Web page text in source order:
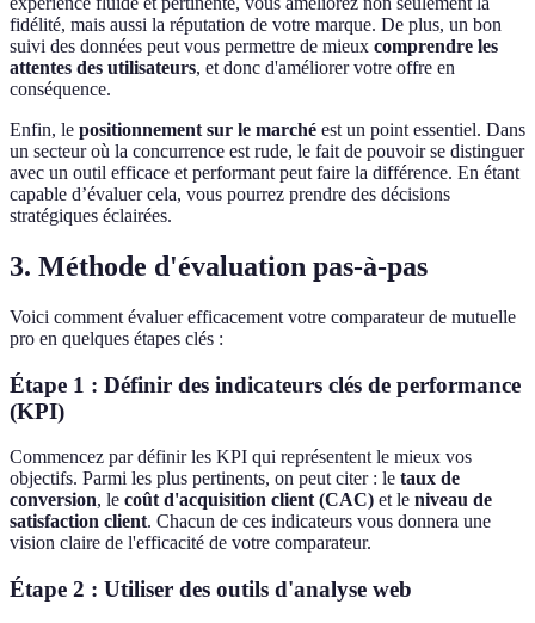
fidélité, mais aussi la réputation de votre marque. De plus, un bon
suivi des données peut vous permettre de mieux comprendre les
attentes des utilisateurs, et donc d'améliorer votre offre en
conséquence.
Enfin, le positionnement sur le marché est un point essentiel. Dans
un secteur où la concurrence est rude, le fait de pouvoir se distinguer
avec un outil efficace et performant peut faire la différence. En étant
capable d’évaluer cela, vous pourrez prendre des décisions
stratégiques éclairées.
3. Méthode d'évaluation pas-à-pas
Voici comment évaluer efficacement votre comparateur de mutuelle
pro en quelques étapes clés :
Étape 1 : Définir des indicateurs clés de performance
(KPI)
Commencez par définir les KPI qui représentent le mieux vos
objectifs. Parmi les plus pertinents, on peut citer : le taux de
conversion, le coût d'acquisition client (CAC) et le niveau de
satisfaction client. Chacun de ces indicateurs vous donnera une
vision claire de l'efficacité de votre comparateur.
Étape 2 : Utiliser des outils d'analyse web